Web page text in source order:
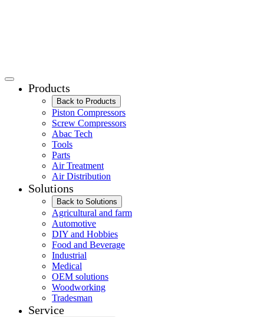
Products
Back to Products
Piston Compressors
Screw Compressors
Abac Tech
Tools
Parts
Air Treatment
Air Distribution
Solutions
Back to Solutions
Agricultural and farm
Automotive
DIY and Hobbies
Food and Beverage
Industrial
Medical
OEM solutions
Woodworking
Tradesman
Service